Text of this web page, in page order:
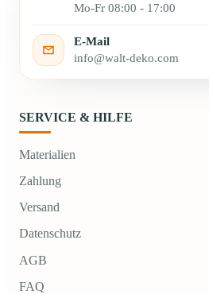
Mo-Fr 08:00 - 17:00
E-Mail
info@walt-deko.com
SERVICE & HILFE
Materialien
Zahlung
Versand
Datenschutz
AGB
FAQ